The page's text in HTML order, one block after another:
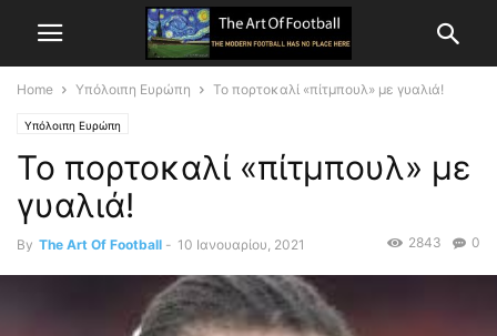
Home Υπόλοιπη Ευρώπη Το πορτοκαλί «πίτμπουλ» με γυαλιά!
Υπόλοιπη Ευρώπη
Το πορτοκαλί «πίτμπουλ» με
γυαλιά!
By The Art Of Football - 10 Ιανουαρίου, 2021 0
2843